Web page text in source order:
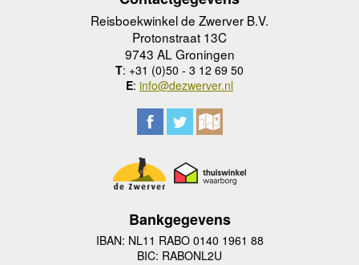
Reisboekwinkel de Zwerver B.V.
Protonstraat 13C
9743 AL Groningen
T: +31 (0)50 - 3 12 69 50
E: info@dezwerver.nl
Bankgegevens
IBAN: NL11 RABO 0140 1961 88
BIC: RABONL2U